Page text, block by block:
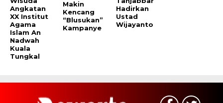
Angkatan
XX Institut
Agama
Islam An
Nadwah
Kuala
Tungkal
Makin
Kencang
“Blusukan”
Kampanye
Hadirkan
Ustad
Wijayanto